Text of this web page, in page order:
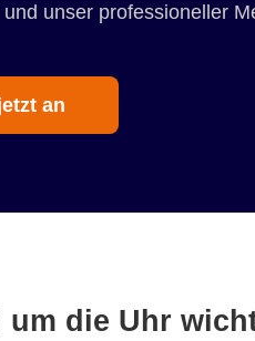
unser professioneller
an
um die Uhr